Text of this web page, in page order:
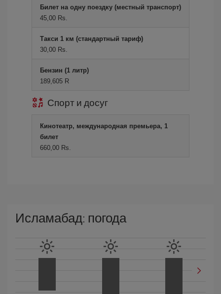
Билет на одну поездку (местный транспорт)
45,00 Rs.
Такси 1 км (стандартный тариф)
30,00 Rs.
Бензин (1 литр)
189,605 R
Спорт и досуг
Кинотеатр, международная премьера, 1
билет
660,00 Rs.
Исламабад: погода